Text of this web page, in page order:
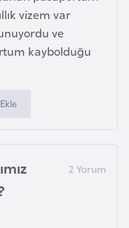
vizem var
ve
kaybolduğu